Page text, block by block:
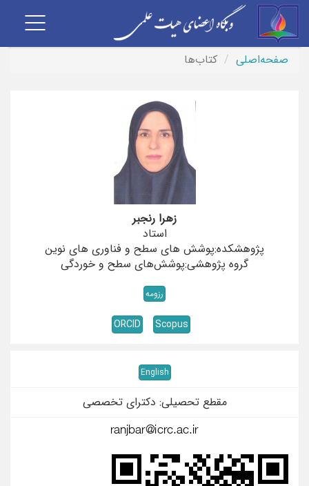
Toggle
صفحه‌اصلی
کتاب‌ها
زهرا رنجبر
استاد
پژوهشکده:پوشش های سطح و فناوری های نوین
گروه پژوهشی:پوشش‌های سطح و خوردگی
رزومه
Scopus
ORCID
English
مقطع تحصیلی: دکترای تخصصی